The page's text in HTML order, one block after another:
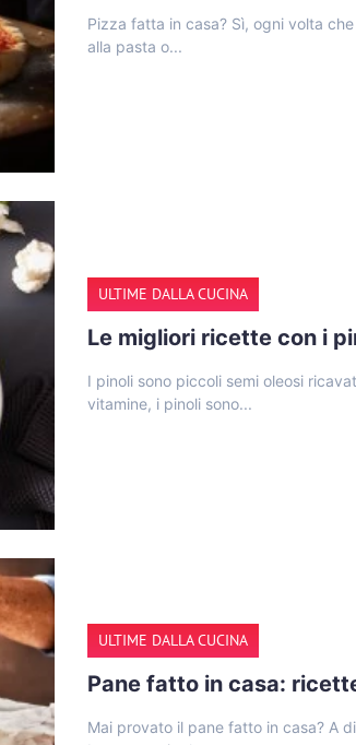
Pizza fatta in casa? Sì, ogni volta
alla pasta o...
ULTIME DALLA CUCINA
Le migliori ricette con i
I pinoli sono piccoli semi oleosi
vitamine, i pinoli sono...
ULTIME DALLA CUCINA
Pane fatto in casa:
Mai provato il pane fatto in casa? A